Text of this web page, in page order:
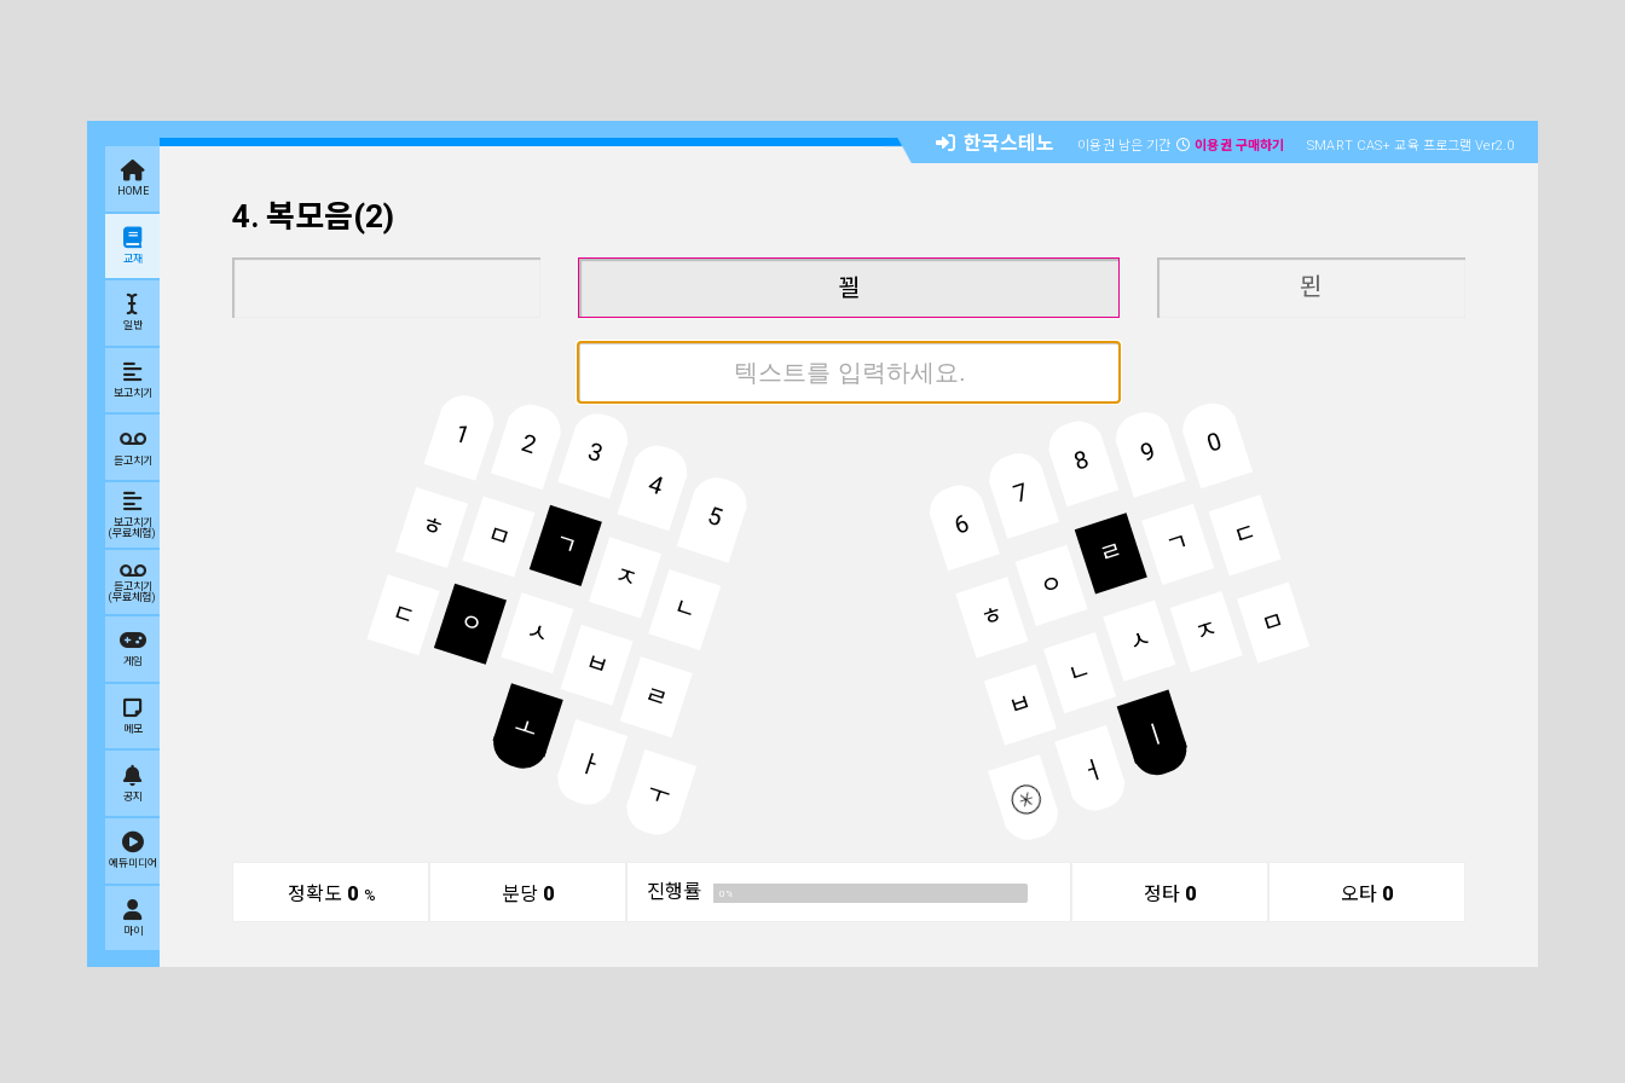
한국스테노 이용권 남은 기간 이용권 구매하기 SMART CAS+ 교육 프로그램 Ver2.0
HOME
교재
일반
보고치기
듣고치기
보고치기
(무료체험)
듣고치기
(무료체험)
게임
메모
공지
에듀미디어
마이
4. 복모음(2)
꾈 묀
1 2
3
4
5
ㅎ ㅁ
ㄱ
ㅈ
ㄴ
ㄷ ㅇ ㅅ
ㅂ
ㄹ
ㅗ
ㅏ
ㅜ
6
7
8 9 0
ㅎ
ㅇ
ㄹ ㄱ ㄷ
ㅂ
ㄴ
ㅅ ㅈ ㅁ
ㅓ
ㅣ
정확도 0 % 분당 0 진행률 0% 정타 0 오타 0